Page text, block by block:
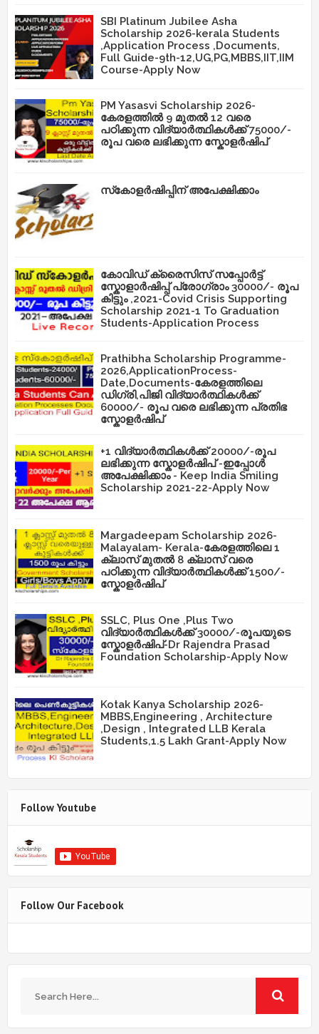
SBI Platinum Jubilee Asha
Scholarship 2026-kerala Students
,Application Process ,Documents,
Full Guide-9th-12,UG,PG,MBBS,IIT,IIM
Course-Apply Now
PM Yasasvi Scholarship 2026-
കേരളത്തിൽ 9 മുതൽ 12 വരെ
പഠിക്കുന്ന വിദ്യാർത്ഥികൾക്ക് 75000/-
രൂപ വരെ ലഭിക്കുന്ന സ്കോളർഷിപ്
സ്‌കോളർഷിപ്പിന് അപേക്ഷിക്കാം
കോവിഡ് ക്രൈസിസ് സപ്പോർട്ട്
സ്കോളാർഷിപ്പ് പ്രോഗ്രാം 30000/- രൂപ
കിട്ടും ,2021-Covid Crisis Supporting
Scholarship 2021-1 To Graduation
Students-Application Process
Prathibha Scholarship Programme-
2026,ApplicationProcess-
Date,Documents-കേരളത്തിലെ
ഡിഗ്രി,പിജി വിദ്യാർത്ഥികൾക്ക്
60000/- രൂപ വരെ ലഭിക്കുന്ന പ്രതിഭ
സ്കോളർഷിപ്
+1 വിദ്യാർത്ഥികൾക്ക് 20000/-രൂപ
ലഭിക്കുന്ന സ്കോളർഷിപ് -ഇപ്പോൾ
അപേക്ഷിക്കാം - Keep India Smiling
Scholarship 2021-22-Apply Now
Margadeepam Scholarship 2026-
Malayalam- Kerala-കേരളത്തിലെ 1
ക്ലാസ് മുതൽ 8 ക്ലാസ് വരെ
പഠിക്കുന്ന വിദ്യാർത്ഥികൾക്ക് 1500/-
സ്കോളർഷിപ്
SSLC, Plus One ,Plus Two
വിദ്യാർത്ഥികൾക്ക് 30000/-രൂപയുടെ
സ്കോളർഷിപ്-Dr Rajendra Prasad
Foundation Scholarship-Apply Now
Kotak Kanya Scholarship 2026-
MBBS,Engineering , Architecture
,Design , Integrated LLB Kerala
Students,1.5 Lakh Grant-Apply Now
Follow Youtube
Follow Our Facebook